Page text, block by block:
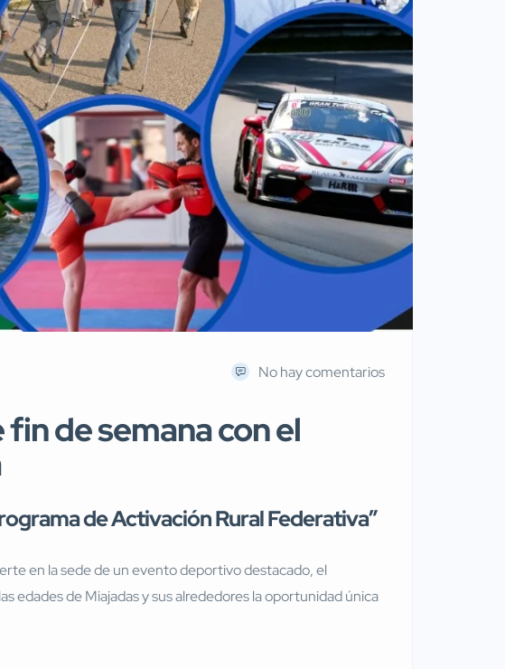
No hay comentarios
de semana con el
de Activación Rural Federativa”
en la sede de un evento deportivo destacado, el
edades de Miajadas y sus alrededores la oportunidad única